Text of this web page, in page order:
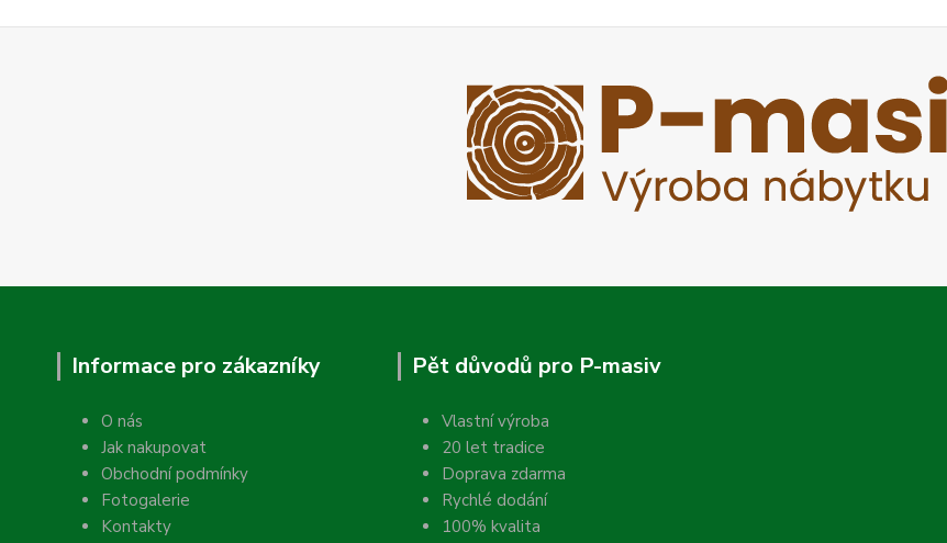
Informace pro zákazníky
O nás
Jak nakupovat
Obchodní podmínky
Fotogalerie
Kontakty
Pět důvodů pro P-masiv
Vlastní výroba
20 let tradice
Doprava zdarma
Rychlé dodání
100% kvalita